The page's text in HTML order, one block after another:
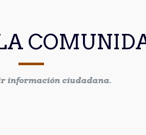
información ciudadana.